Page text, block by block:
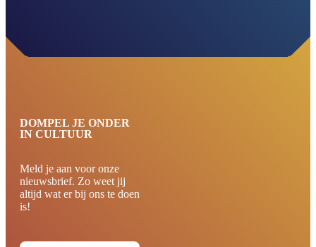
DOMPEL JE ONDER
IN CULTUUR
Meld je aan voor onze
nieuwsbrief. Zo weet jij
altijd wat er bij ons te doen
is!